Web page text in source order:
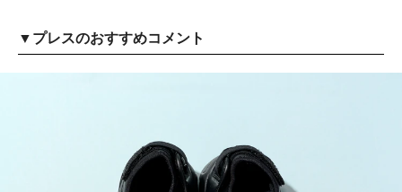
▼プレスのおすすめコメント